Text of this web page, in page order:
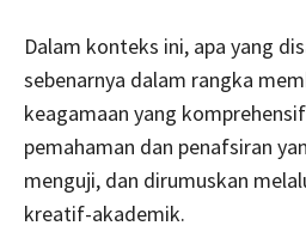
Dalam konteks ini, apa yang
sebenarnya dalam rangka
keagamaan yang
pemahaman dan penafsiran
menguji, dan dirumuskan
kreatif-akademik.